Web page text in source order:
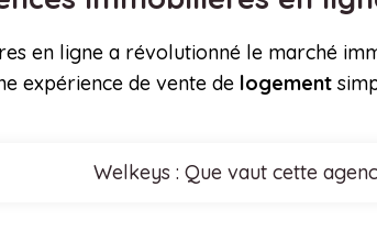
en ligne a révolutionné le marché
expérience de vente de logement
Welkeys : Que vaut cette